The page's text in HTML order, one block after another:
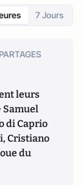
7 Jours
leurs
Samuel
di Caprio
Cristiano
du